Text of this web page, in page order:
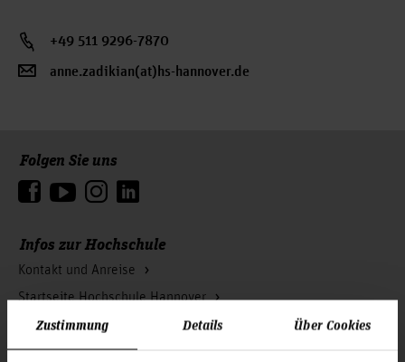
Zustimmung Details Über Cookies
+49 511 9296-7870
anne.zadikian(at)hs-hannover.de
Infos zur Hochschule
Kontakt und Anreise
Startseite Hochschule Hannover
Presse
Personensuche
Folgen Sie uns